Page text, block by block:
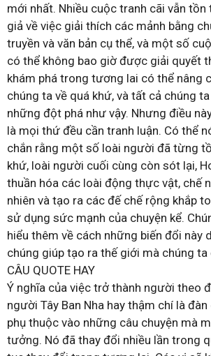
mới nhất. Nhiều cuộc tranh cãi vẫn
giả về việc giải thích các mảnh bằng
truyền và văn bản cụ thể, và một số
có thể không bao giờ được giải quyết
khám phá trong tương lai có thể nâng
chúng ta về quá khứ, và tất cả chúng
những đột phá như vậy. Nhưng điều
là mọi thứ đều cần tranh luận. Có thể
chắn rằng một số loài người đã từng
khứ, loài người cuối cùng còn sót lại,
thuần hóa các loài động thực vật, chế
nhiên và tạo ra các đế chế rộng khắp
sử dụng sức mạnh của chuyện kể.
hiểu thêm về cách những biến đổi này
chúng giúp tạo ra thế giới mà chúng ta
CÂU QUOTE HAY
Ý nghĩa của việc trở thành người theo
người Tây Ban Nha hay thậm chí là
phụ thuộc vào những câu chuyện mà
tưởng. Nó đã thay đổi nhiều lần trong